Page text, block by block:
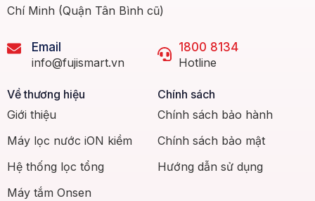
Chí Minh (Quận Tân Bình cũ)
1800 8134
Hotline
Email
info@fujismart.vn
Về thương hiệu
Giới thiệu
Máy lọc nước iON kiềm
Hệ thống lọc tổng
Máy tắm Onsen
Chính sách
Chính sách bảo hành
Chính sách bảo mật
Hướng dẫn sử dụng